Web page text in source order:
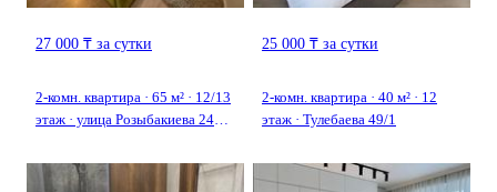
27 000 ₸ за сутки
2-комн. квартира · 65 м² · 12/13
этаж · улица Розыбакиева 247
25 000 ₸ за сутки
2-комн. квартира · 40 м² · 12
этаж · Тулебаева 49/1